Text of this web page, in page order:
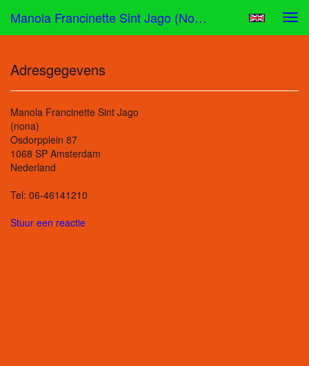
Manola Francinette Sint Jago (nona) - Adresgegevens
Adresgegevens
Manola Francinette Sint Jago
(nona)
Osdorpplein 87
1068 SP Amsterdam
Nederland
Tel: 06-46141210
Stuur een reactie